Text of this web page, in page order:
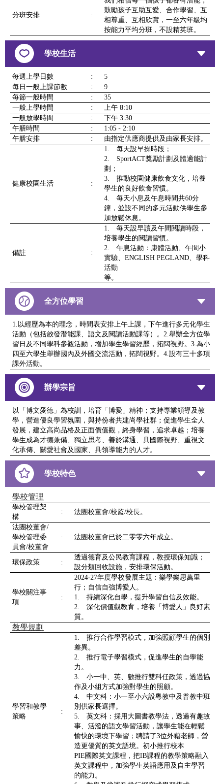
分班安排 :
鼓勵孩子互助互愛、合作學習、互
相尊重、互相欣賞，一至六年級均
按能力平均分班，不設精英班。
學校生活
每週上學日數 :
5
每日一般上課節數
:
9
每節一般時間
:
35
一般上學時間
:
上午 8:10
一般放學時間
:
下午 3:30
午膳時間
:
1:05 - 2:10
午膳安排
: 由指定供應商提供及由家長安排。
健康校園生活 :
1. 每天設早操時段；
2. SportACT獎勵計劃及體適能計
劃；
3. 推動校園健康飲食文化，培養
學生的良好飲食習慣。
4. 每天小息及午息時間共60分
鐘，並設不同的多元活動供學生參
加放鬆休息。
備註 :
1. 每天設早讀及午間閱讀時段，
培養學生的閱讀習慣。
2. 午息活動：康體活動、午間小
實驗、ENGLISH PEGLAND、學科
活動
等。
全方位學習
1.以經歷為本的理念，時間表安排上午上課，下午進行多元化學生
活動（包括啟發潛能課、語文及閱讀活動課等）。2.舉辦全方位學
習日及不同學科參觀活動，增加學生學習經歷，拓闊視野。3.為小
四至六學生舉辦國內及外國交流活動，拓闊視野。4.設有三十多項
課外活動。
辦學宗旨
以「博文愛德」為校訓，培育「博愛」精神；支持專業領導及教
學，營造優良學習氛圍，與持份者共建尚學社群；促進學生全人
發展，建立高尚品格及正面價值觀，終身學習，追求卓越；培養
學生成為才德兼備、獨立思考、善於溝通、具國際視野、重視文
化承傳、關愛社會及國家、具領導能力的人才。
學校特色
學校管理
學校管理架
構
: 法團校董會/校監/校長。
法團校董會/
學校管理委
員會/校董會
: 法團校董會已於二零零六年成立。
環保政策 :
透過德育及公民教育課程，教授環保知識；
設分類回收設施，安排環保活動。
學校關注事
項
:
2024-27年度學校發展主題：樂學樂思萬里
行；自信自強博愛人。
1. 持續深化自學，提升學習自信及效能。
2. 深化價值觀教育，培養「博愛人」良好素
質。
教學規劃
學習和教學
策略
:
1. 推行合作學習模式，加強照顧學生的個別
差異。
2. 推行電子學習模式，促進學生的自學能
力。
3. 小一中、英、數推行雙科任政策，透過協
作及小組方式加強對學生的照顧。
4. 中文科：小一至小六設粵教中及普教中班
別供家長選擇。
5. 英文科：採用大圖書教學法，透過有趣故
事、活潑的語文學習活動，讓學生能在輕鬆
愉快的環境下學習；聘請了3位外藉老師，營
造更優質的英文語境。初小推行校本
PIE國際英文課程，把IB課程的教學策略融入
英文課程中，加強學生英語應用及自主學習
的能力。